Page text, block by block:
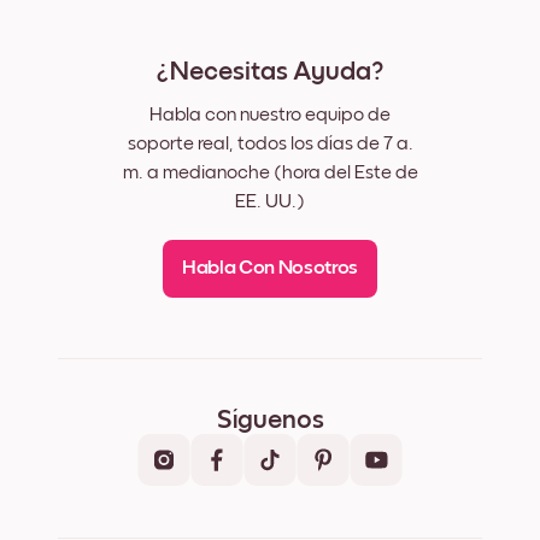
¿Necesitas Ayuda?
Habla con nuestro equipo de
soporte real, todos los días de 7 a.
m. a medianoche (hora del Este de
EE. UU.)
Habla Con Nosotros
Síguenos